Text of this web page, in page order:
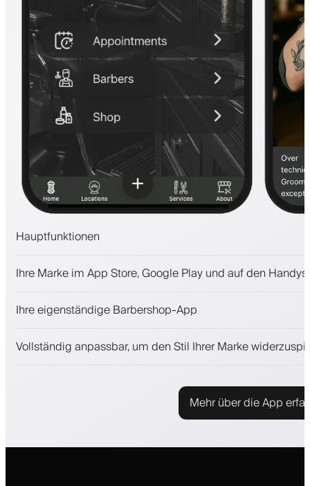
Hauptfunktionen
Zahlungen, Kaution
Binden Sie Kunden mit einem Treueprogramm
Ihre Marke im App Store, Google Play und auf den
Ihre eigenständige Barbershop-App
Vollständig anpassbar, um den Stil Ihrer Marke
Mehr über die App